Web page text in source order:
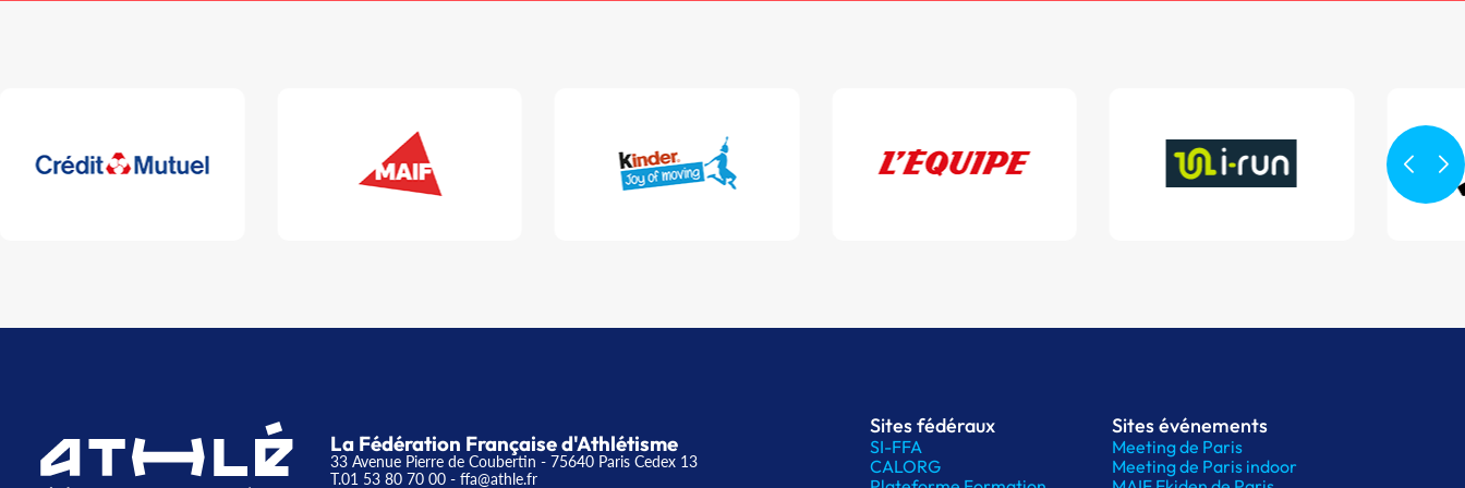
La Fédération Française d'Athlétisme
33 Avenue Pierre de Coubertin - 75640 Paris Cedex 13
T.01 53 80 70 00 - ffa@athle.fr
Sites fédéraux
SI-FFA
CALORG
Sites événements
Meeting de Paris
Meeting de Paris indoor